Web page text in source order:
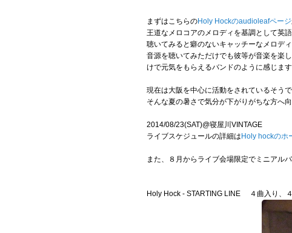
まずはこちらのHoly Hockのaudioleafページ
王道なメロコアのメロディを基調として英
聴いてみると癖のないキャッチーなメロデ
音源を聴いてみただけでも彼等が音楽を楽
けで元気をもらえるバンドのように感じます
現在は大阪を中心に活動をされているそう
そんな夏の暑さで気分が下がりがちな方へ
2014/08/23(SAT)@寝屋川VINTAGE
ライブスケジュールの詳細は Holy hockのホ
また、８月からライブ会場限定でミニアル
Holy Hock - STARTING LINE ４曲入り、